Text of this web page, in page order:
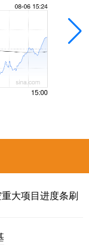
大项目进度条刷